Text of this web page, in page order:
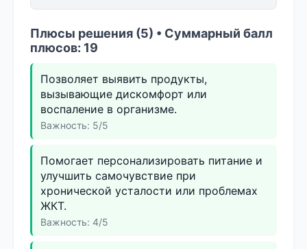
Плюсы решения (5) • Суммарный балл
плюсов: 19
Позволяет выявить продукты,
вызывающие дискомфорт или
воспаление в организме.
Важность: 5/5
Помогает персонализировать питание и
улучшить самочувствие при
хронической усталости или проблемах
ЖКТ.
Важность: 4/5